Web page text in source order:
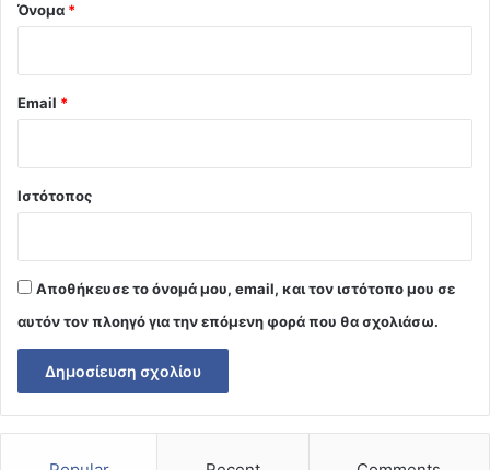
Όνομα *
Email *
Ιστότοπος
Αποθήκευσε το όνομά μου, email, και τον ιστότοπο μου σε
αυτόν τον πλοηγό για την επόμενη φορά που θα σχολιάσω.